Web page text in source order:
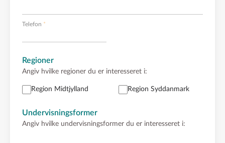
Telefon
Regioner
Angiv hvilke regioner du er interesseret i:
Region Midtjylland Region Syddanmark
Undervisningsformer
Angiv hvilke undervisningsformer du er interesseret i: